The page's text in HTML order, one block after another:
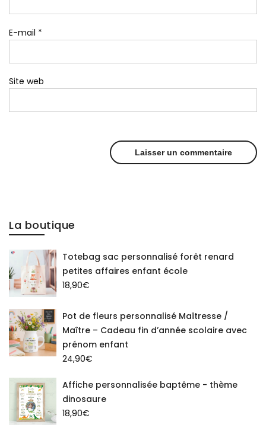
E-mail *
Site web
La boutique
Totebag sac personnalisé forêt renard
petites affaires enfant école
18,90€
Pot de fleurs personnalisé Maîtresse /
Maître – Cadeau fin d’année scolaire avec
prénom enfant
24,90€
Affiche personnalisée baptême - thème
dinosaure
18,90€